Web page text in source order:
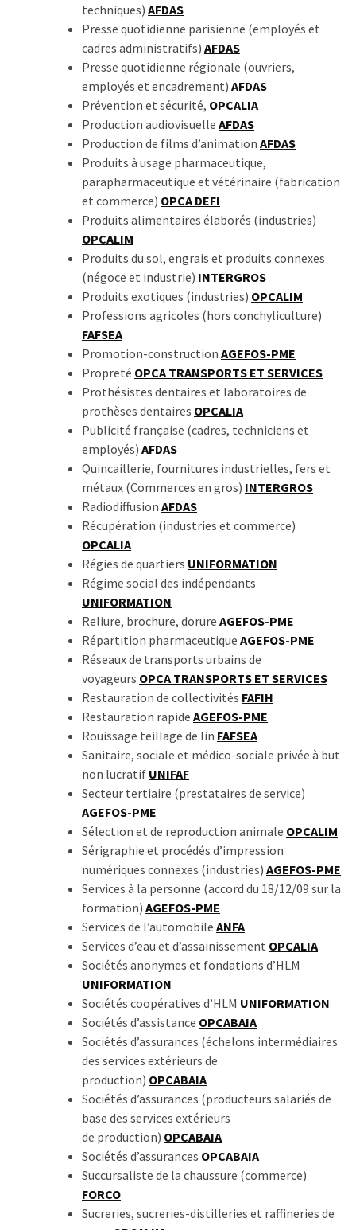
techniques) AFDAS
Presse quotidienne parisienne (employés et
cadres administratifs) AFDAS
Presse quotidienne régionale (ouvriers,
employés et encadrement) AFDAS
Prévention et sécurité, OPCALIA
Production audiovisuelle AFDAS
Production de films d’animation AFDAS
Produits à usage pharmaceutique,
parapharmaceutique et vétérinaire (fabrication
et commerce) OPCA DEFI
Produits alimentaires élaborés (industries)
OPCALIM
Produits du sol, engrais et produits connexes
(négoce et industrie) INTERGROS
Produits exotiques (industries) OPCALIM
Professions agricoles (hors conchyliculture)
FAFSEA
Promotion-construction AGEFOS-PME
Propreté OPCA TRANSPORTS ET SERVICES
Prothésistes dentaires et laboratoires de
prothèses dentaires OPCALIA
Publicité française (cadres, techniciens et
employés) AFDAS
Quincaillerie, fournitures industrielles, fers et
métaux (Commerces en gros) INTERGROS
Radiodiffusion AFDAS
Récupération (industries et commerce)
OPCALIA
Régies de quartiers UNIFORMATION
Régime social des indépendants
UNIFORMATION
Reliure, brochure, dorure AGEFOS-PME
Répartition pharmaceutique AGEFOS-PME
Réseaux de transports urbains de
voyageurs OPCA TRANSPORTS ET SERVICES
Restauration de collectivités FAFIH
Restauration rapide AGEFOS-PME
Rouissage teillage de lin FAFSEA
Sanitaire, sociale et médico-sociale privée à but
non lucratif UNIFAF
Secteur tertiaire (prestataires de service)
AGEFOS-PME
Sélection et de reproduction animale OPCALIM
Sérigraphie et procédés d’impression
numériques connexes (industries) AGEFOS-PME
Services à la personne (accord du 18/12/09 sur la
formation) AGEFOS-PME
Services de l’automobile ANFA
Services d’eau et d’assainissement OPCALIA
Sociétés anonymes et fondations d’HLM
UNIFORMATION
Sociétés coopératives d’HLM UNIFORMATION
Sociétés d’assistance OPCABAIA
Sociétés d’assurances (échelons intermédiaires
des services extérieurs de
production) OPCABAIA
Sociétés d’assurances (producteurs salariés de
base des services extérieurs
de production) OPCABAIA
Sociétés d’assurances OPCABAIA
Succursaliste de la chaussure (commerce)
FORCO
Sucreries, sucreries-distilleries et raffineries de